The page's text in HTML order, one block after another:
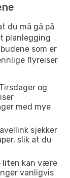
du må gå på
planlegging
som er
flyreiser
Tirsdager og
med mye
sjekker
slik at du
liten kan være
vanligvis